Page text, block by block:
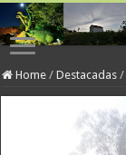
Home / Destacadas /